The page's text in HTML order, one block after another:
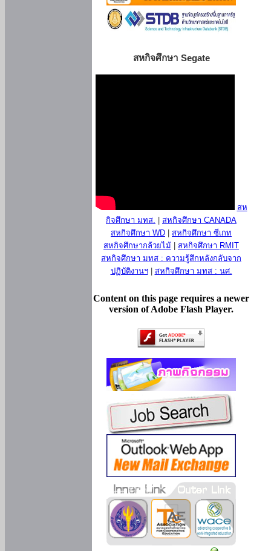
สหกิจศึกษา Segate
สห
กิจศึกษา มทส.
สหกิจศึกษา CANADA
สหกิจศึกษา WD
สหกิจศึกษา ซีเกท
สหกิจศึกษากล้วยไม้
สหกิจศึกษา RMIT
สหกิจศึกษา มทส : ความรู้สึกหลังกลับจาก
ปฏิบัติงานฯ| สหกิจศึกษา มทส : นศ.
Content on this page requires a newer
version of Adobe Flash Player.